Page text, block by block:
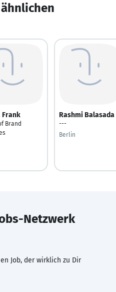
Frank
Brand
Rashmi Balasada
---
Berlin
Netzwerk
Job, der wirklich zu Dir